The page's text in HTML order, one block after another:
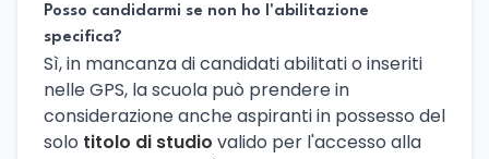
Posso candidarmi se non ho l'abilitazione
specifica?
Sì, in mancanza di candidati abilitati o inseriti
nelle GPS, la scuola può prendere in
considerazione anche aspiranti in possesso del
solo titolo di studio valido per l'accesso alla